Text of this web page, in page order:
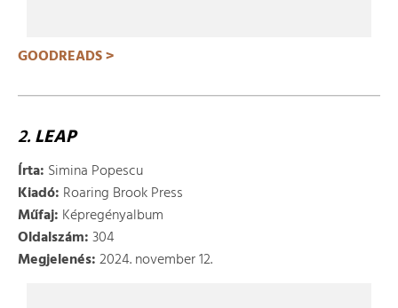
GOODREADS >
2.LEAP
Írta: Simina Popescu
Kiadó: Roaring Brook Press
Műfaj: Képregényalbum
Oldalszám:304
Megjelenés:2024. november 12.